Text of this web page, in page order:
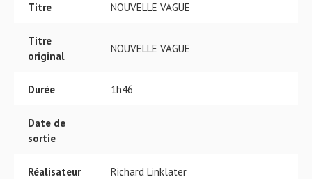
Titre NOUVELLE VAGUE
Titre
original
NOUVELLE VAGUE
Durée 1h46
Date de
sortie
Réalisateur Richard Linklater